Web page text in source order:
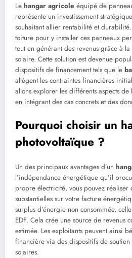
Le hangar agricole équipé de
représente un investissement
souhaitant allier rentabilité et
toiture pour y installer ces panneaux
tout en générant des revenus grâce à
solaire. Cette solution est devenue
dispositifs de financement tels que le
allègent les contraintes financières
allons explorer les différents aspects
en intégrant des cas concrets et des
Pourquoi choisir un
photovoltaïque ?
Un des principaux avantages d’un
l’indépendance énergétique qu’il
propre électricité, vous pouvez réaliser
substantielles sur votre facture
surplus d’énergie non consommée,
EDF. Cela crée une source de revenus
estimée. Les exploitants peuvent ainsi
financière via des dispositifs de
solaires.